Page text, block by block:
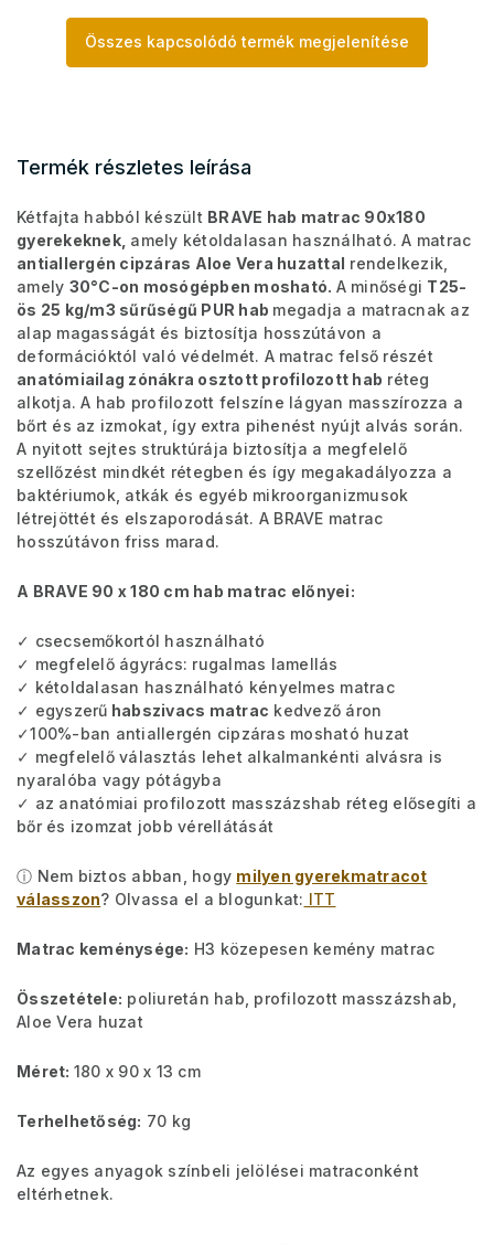
Összes kapcsolódó termék megjelenítése
Termék részletes leírása
Kétfajta habból készült BRAVE hab matrac 90x180
gyerekeknek, amely kétoldalasan használható. A matrac
antiallergén cipzáras Aloe Vera huzattal rendelkezik,
amely 30°C-on mosógépben mosható. A minőségi T25-
ös 25 kg/m3 sűrűségű PUR hab megadja a matracnak az
alap magasságát és biztosítja hosszútávon a
deformációktól való védelmét. A matrac felső részét
anatómiailag zónákra osztott profilozott hab réteg
alkotja. A hab profilozott felszíne lágyan masszírozza a
bőrt és az izmokat, így extra pihenést nyújt alvás során.
A nyitott sejtes struktúrája biztosítja a megfelelő
szellőzést mindkét rétegben és így megakadályozza a
baktériumok, atkák és egyéb mikroorganizmusok
létrejöttét és elszaporodását. A BRAVE matrac
hosszútávon friss marad.
A BRAVE 90 x 180 cm hab matrac előnyei:
✓ csecsemőkortól használható
✓ megfelelő ágyrács: rugalmas lamellás
✓ kétoldalasan használható kényelmes matrac
✓ egyszerű habszivacs matrac kedvező áron
✓100%-ban antiallergén cipzáras mosható huzat
✓ megfelelő választás lehet alkalmankénti alvásra is
nyaralóba vagy pótágyba
✓ az anatómiai profilozott masszázshab réteg elősegíti a
bőr és izomzat jobb vérellátását
ⓘ Nem biztos abban, hogy milyen gyerekmatracot
válasszon? Olvassa el a blogunkat: ITT
Matrac keménysége: H3 közepesen kemény matrac
Összetétele: poliuretán hab, profilozott masszázshab,
Aloe Vera huzat
Méret: 180 x 90 x 13 cm
Terhelhetőség: 70 kg
Az egyes anyagok színbeli jelölései matraconként
eltérhetnek.